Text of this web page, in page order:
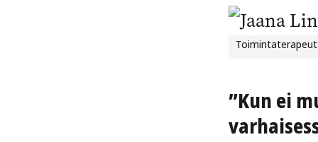
”Kun ei